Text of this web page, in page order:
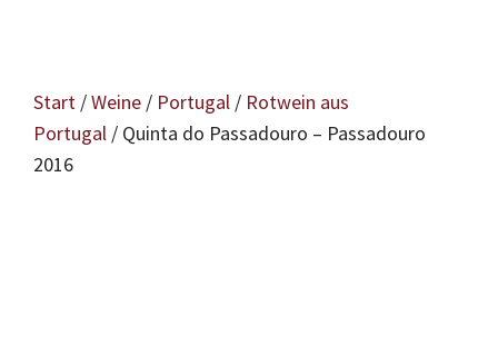
Start /Weine / Portugal / Rotwein aus
Portugal / Quinta do Passadouro – Passadouro
2016